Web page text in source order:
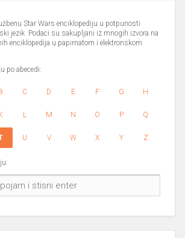
Star Wars enciklopediju u potpunosti
jezik. Podaci su sakupljani iz mnogih izvora na
enciklopedija u papirnatom i elektronskom
po abecedi:
C D E F G H
L M N O P Q
U V W X Y Z